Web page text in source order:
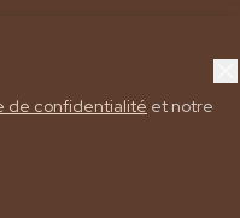
RÉSERVER UNE SÉANCE
de confidentialité et notre